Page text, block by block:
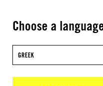
Choose a
GREEK